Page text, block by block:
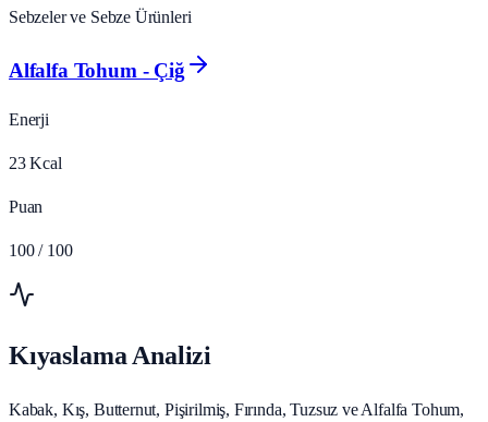
Sebzeler ve Sebze Ürünleri
Alfalfa Tohum - Çiğ
Enerji
23 Kcal
Puan
100 / 100
Kıyaslama Analizi
Kabak, Kış, Butternut, Pişirilmiş, Fırında, Tuzsuz ve Alfalfa Tohum,